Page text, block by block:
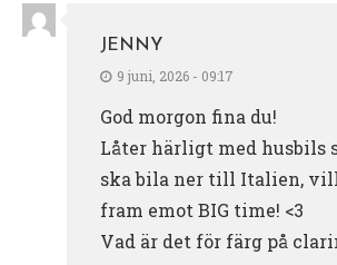
JENNY
9 juni, 2026 - 09:17
God morgon fina du!
Låter härligt med husbils
ska bila ner till Italien,
fram emot BIG time! <3
Vad är det för färg på